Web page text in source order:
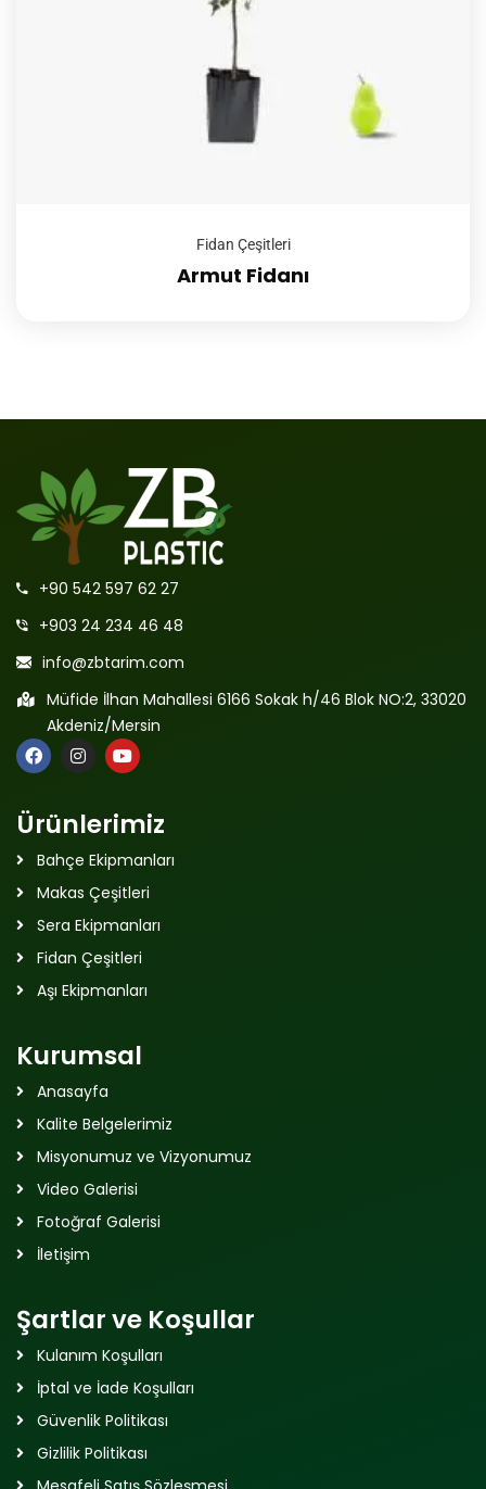
Fidan Çeşitleri
Armut Fidanı
+90 542 597 62 27
+903 24 234 46 48
info@zbtarim.com
Müfide İlhan Mahallesi 6166 Sokak h/46 Blok NO:2, 33020
Akdeniz/Mersin
Ürünlerimiz
Bahçe Ekipmanları
Makas Çeşitleri
Sera Ekipmanları
Fidan Çeşitleri
Aşı Ekipmanları
Kurumsal
Anasayfa
Kalite Belgelerimiz
Misyonumuz ve Vizyonumuz
Video Galerisi
Fotoğraf Galerisi
İletişim
Şartlar ve Koşullar
Kulanım Koşulları
İptal ve İade Koşulları
Güvenlik Politikası
Gizlilik Politikası